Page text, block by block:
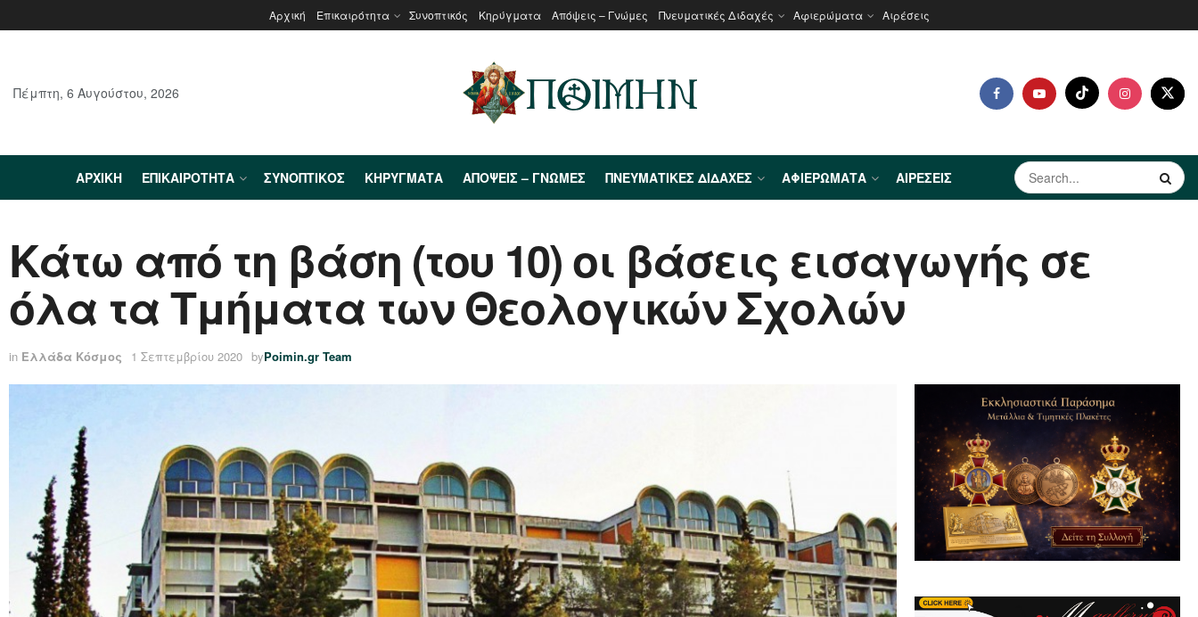
Αρχική Επικαιρότητα Συνοπτικός Κηρύγματα Απόψεις – Γνώμες Πνευματικές Διδαχές Αφιερώματα Αιρέσεις
Πέμπτη, 6 Αυγούστου, 2026
ΑΡΧΙΚΉ ΕΠΙΚΑΙΡΌΤΗΤΑ ΣΥΝΟΠΤΙΚΌΣ ΚΗΡΎΓΜΑΤΑ ΑΠΌΨΕΙΣ – ΓΝΏΜΕΣ ΠΝΕΥΜΑΤΙΚΈΣ ΔΙΔΑΧΈΣ ΑΦΙΕΡΏΜΑΤΑ ΑΙΡΈΣΕΙΣ
Κάτω από τη βάση (του 10) οι βάσεις εισαγωγής σε
όλα τα Τμήματα των Θεολογικών Σχολών
in Ελλάδα Κόσμος 1 Σεπτεμβρίου 2020 byPoimin.gr Team